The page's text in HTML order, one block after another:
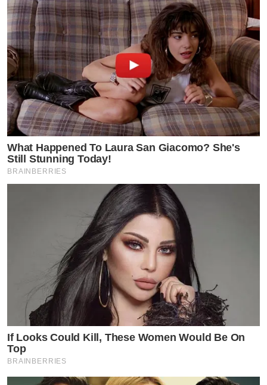
What Happened To Laura San Giacomo? She's
Still Stunning Today!
BRAINBERRIES
If Looks Could Kill, These Women Would Be On
Top
BRAINBERRIES